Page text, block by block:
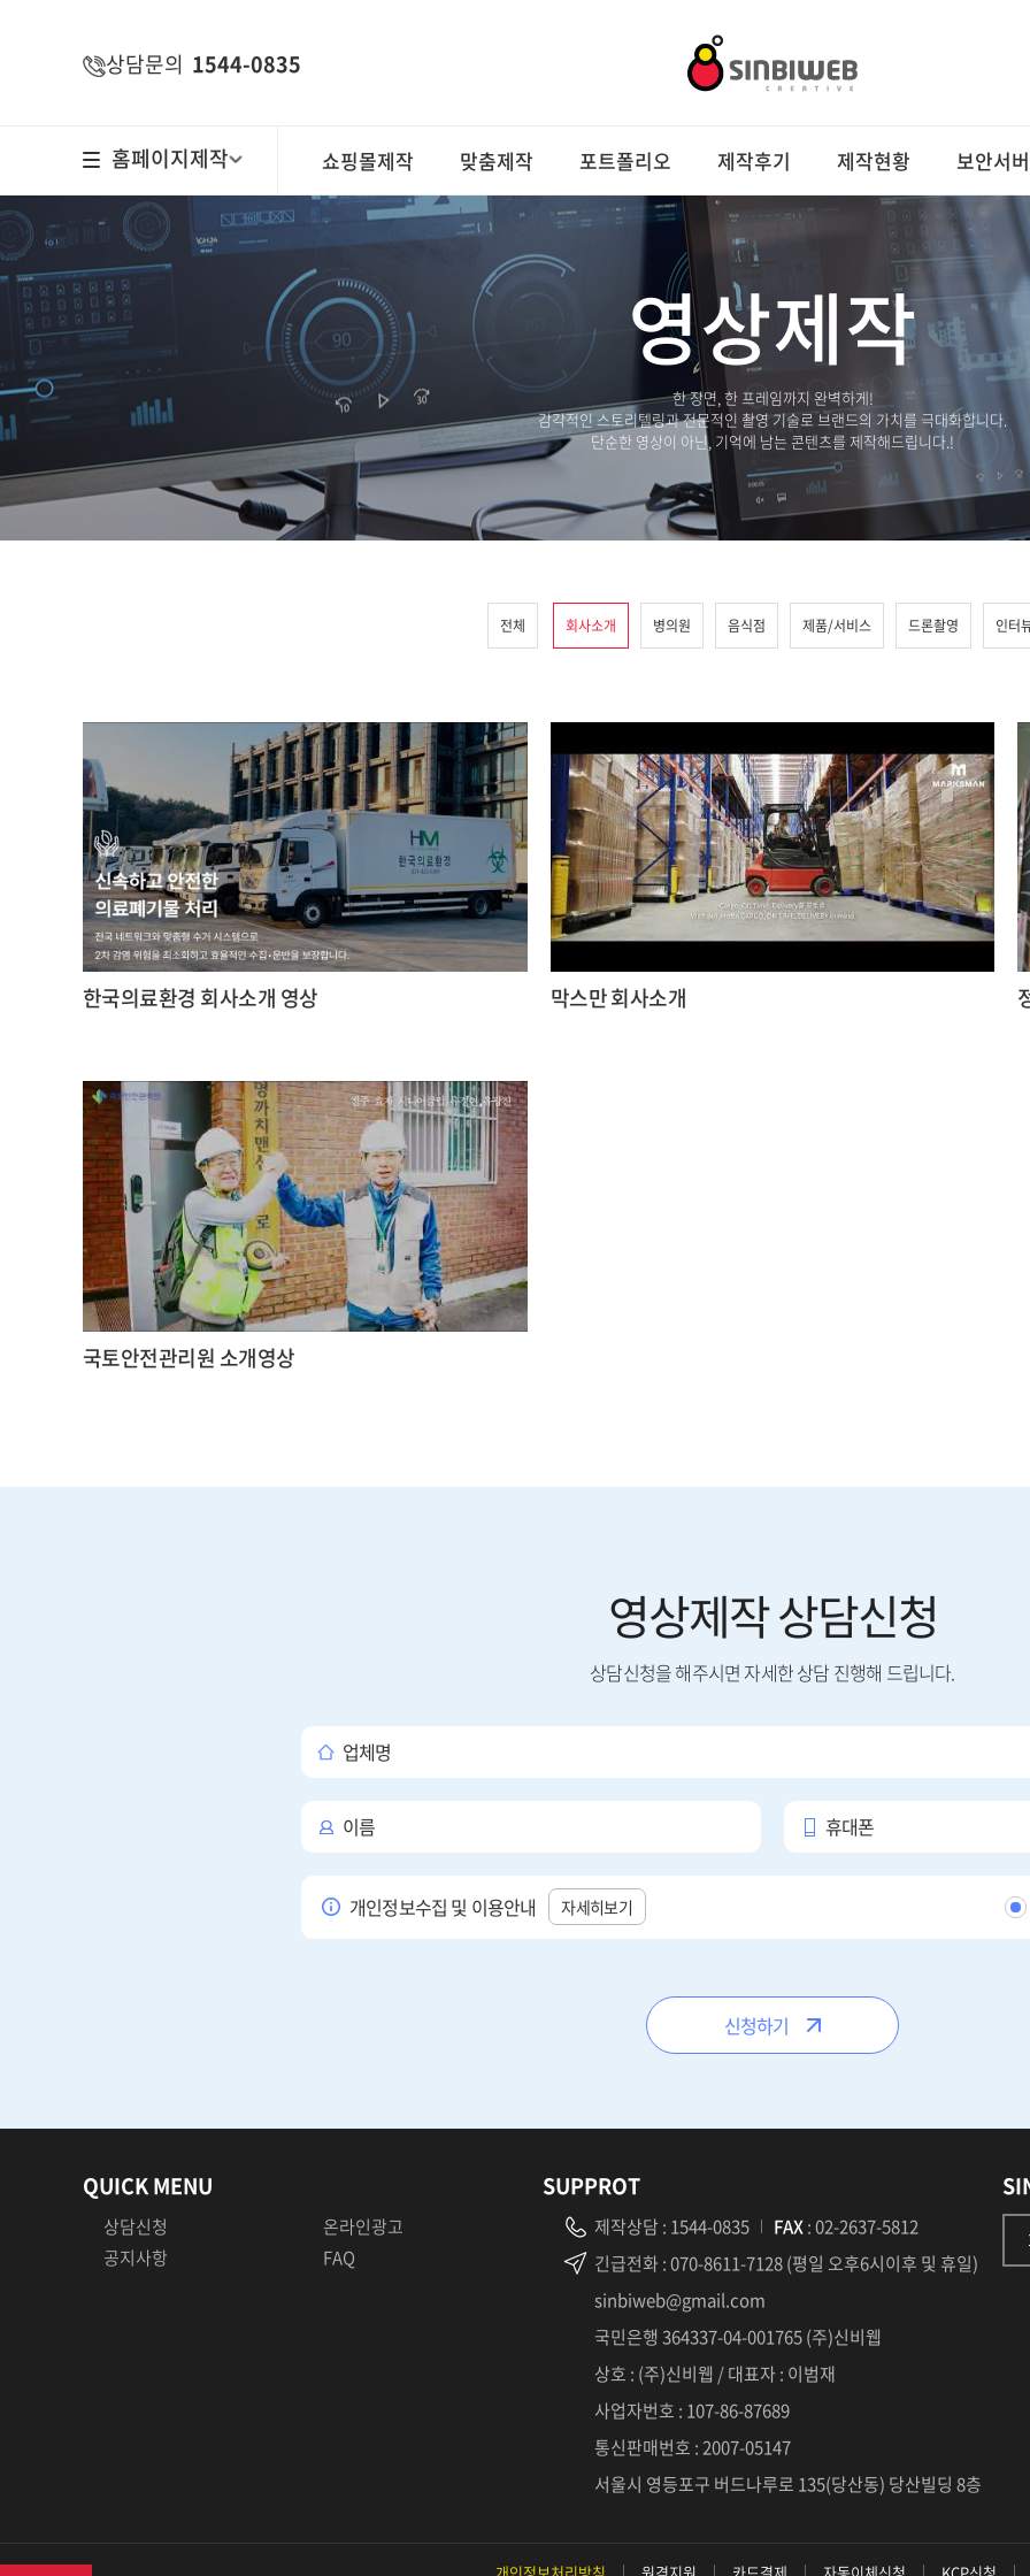
상담문의 1544-0835
홈페이지제작 쇼핑몰제작 맞춤제작 포트폴리오 제작후기 제작현황 보안서
영상제작
한 장면, 한 프레임까지 완벽하게!
감각적인 스토리텔링과 전문적인 촬영 기술로 브랜드의 가치를 극대화합니다.
단순한 영상이 아닌, 기억에 남는 콘텐츠를 제작해드립니다.!
전체 회사소개 병의원 음식점 제품/서비스 드론촬영 인터
한국의료환경 회사소개 영상 막스만 회사소개
국토안전관리원 소개영상
영상제작 상담신청
상담신청을 해주시면 자세한 상담 진행해 드립니다.
업체명
이름 휴대폰
개인정보수집 및 이용안내 자세히보기
신청하기
QUICK MENU
상담신청
온라인광고
공지사항
FAQ
SUPPROT
제작상담: 1544-0835 FAX: 02-2637-5812
긴급전화 : 070-8611-7128 (평일 오후6시이후 및 휴일)
sinbiweb@gmail.com
국민은행 364337-04-001765 (주)신비웹
상호 : (주)신비웹 / 대표자 : 이범재
사업자번호 : 107-86-87689
통신판매번호 : 2007-05147
서울시 영등포구 버드나루로 135(당산동) 당산빌딩 8층